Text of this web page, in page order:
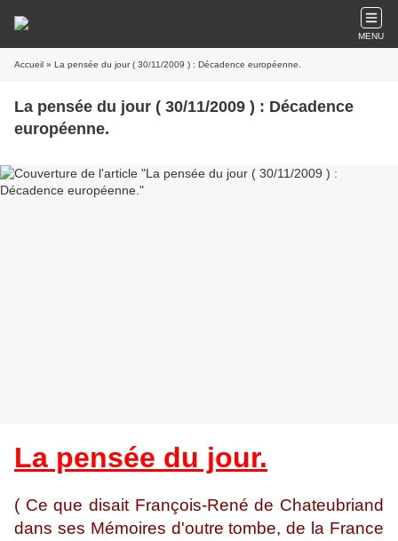
MENU
Accueil » La pensée du jour ( 30/11/2009 ) : Décadence européenne.
La pensée du jour ( 30/11/2009 ) : Décadence
européenne.
La pensée du jour.
( Ce que disait François-René de Chateubriand
dans ses Mémoires d'outre tombe, de la France